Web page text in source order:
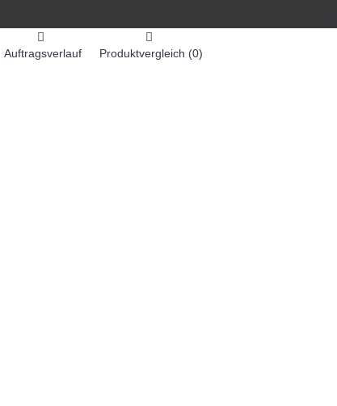
Auftragsverlauf Produktvergleich (0)